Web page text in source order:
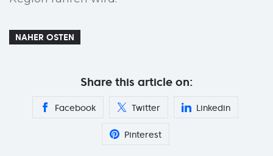
NAHER OSTEN
Share this article on:
Facebook Twitter Linkedin
Pinterest